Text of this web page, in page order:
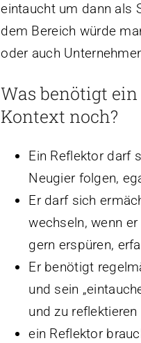
eintaucht um dann als
dem Bereich würde
oder auch
Was benötigt
Kontext noch?
Ein Reflektor darf
Neugier folgen,
Er darf sich
wechseln, wenn
gern erspüren,
Er benötigt
und sein
und zu reflektieren
ein Reflektor